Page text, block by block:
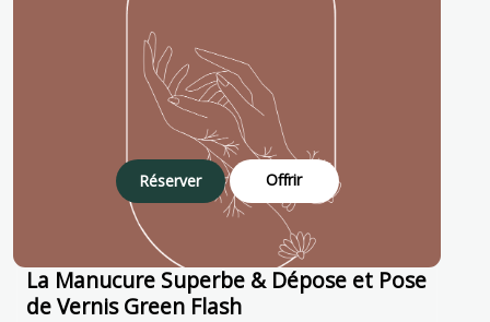
Réserver Offrir
La Manucure Superbe & Dépose et Pose
de Vernis Green Flash